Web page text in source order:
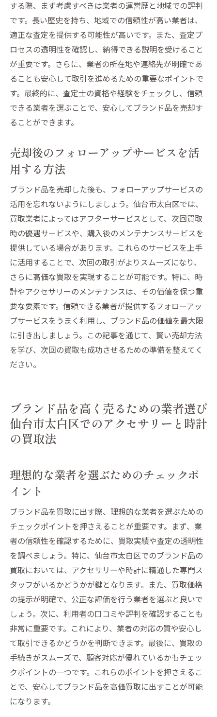
エコシステムを活用した買取の仕組み
地域イベントを利用した買取方法
地域密着型の信頼性を最大限に利用
する際、まず考慮すべきは業者の運営歴と地域での評判
です。長い歴史を持ち、地域での信頼性が高い業者は、
適正な査定を提供する可能性が高いです。また、査定プ
ロセスの透明性を確認し、納得できる説明を受けること
が重要です。さらに、業者の所在地や連絡先が明確であ
ることも安心して取引を進めるための重要なポイントで
す。最終的に、査定士の資格や経験をチェックし、信頼
できる業者を選ぶことで、安心してブランド品を売却す
ることができます。
売却後のフォローアップサービスを活
用する方法
ブランド品を売却した後も、フォローアップサービスの
活用を忘れないようにしましょう。仙台市太白区では、
買取業者によってはアフターサービスとして、次回買取
時の優遇サービスや、購入後のメンテナンスサービスを
提供している場合があります。これらのサービスを上手
に活用することで、次回の取引がよりスムーズになり、
さらに高価な買取を実現することが可能です。特に、時
計やアクセサリーのメンテナンスは、その価値を保つ重
要な要素です。信頼できる業者が提供するフォローアッ
プサービスをうまく利用し、ブランド品の価値を最大限
に引き出しましょう。この記事を通じて、賢い売却方法
を学び、次回の買取も成功させるための準備を整えてく
ださい。
ブランド品を高く売るための業者選び
仙台市太白区でのアクセサリーと時計
の買取法
理想的な業者を選ぶためのチェックポ
イント
ブランド品を買取に出す際、理想的な業者を選ぶための
チェックポイントを押さえることが重要です。まず、業
者の信頼性を確認するために、買取実績や査定の透明性
を調べましょう。特に、仙台市太白区でのブランド品の
買取においては、アクセサリーや時計に精通した専門ス
タッフがいるかどうかが鍵となります。また、買取価格
の提示が明確で、公正な評価を行う業者を選ぶと良いで
しょう。次に、利用者の口コミや評判を確認することも
非常に重要です。これにより、業者の対応の質や安心し
て取引できるかどうかを判断できます。最後に、買取の
手続きがスムーズで、顧客対応が優れているかもチェッ
クポイントの一つです。これらのポイントを押さえるこ
とで、安心してブランド品を高価買取に出すことが可能
になります。